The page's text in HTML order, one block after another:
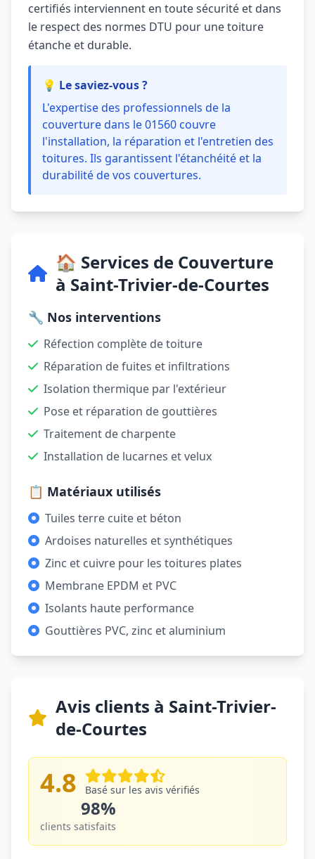
certifiés interviennent en toute sécurité et dans
le respect des normes DTU pour une toiture
étanche et durable.
💡 Le saviez-vous ?
L'expertise des professionnels de la
couverture dans le 01560 couvre
l'installation, la réparation et l'entretien des
toitures. Ils garantissent l'étanchéité et la
durabilité de vos couvertures.
🏠 Services de Couverture
à Saint-Trivier-de-Courtes
🔧 Nos interventions
Réfection complète de toiture
Réparation de fuites et infiltrations
Isolation thermique par l'extérieur
Pose et réparation de gouttières
Traitement de charpente
Installation de lucarnes et velux
📋 Matériaux utilisés
Tuiles terre cuite et béton
Ardoises naturelles et synthétiques
Zinc et cuivre pour les toitures plates
Membrane EPDM et PVC
Isolants haute performance
Gouttières PVC, zinc et aluminium
Avis clients à Saint-Trivier-
de-Courtes
4.8 Basé sur les avis vérifiés
98%
clients satisfaits